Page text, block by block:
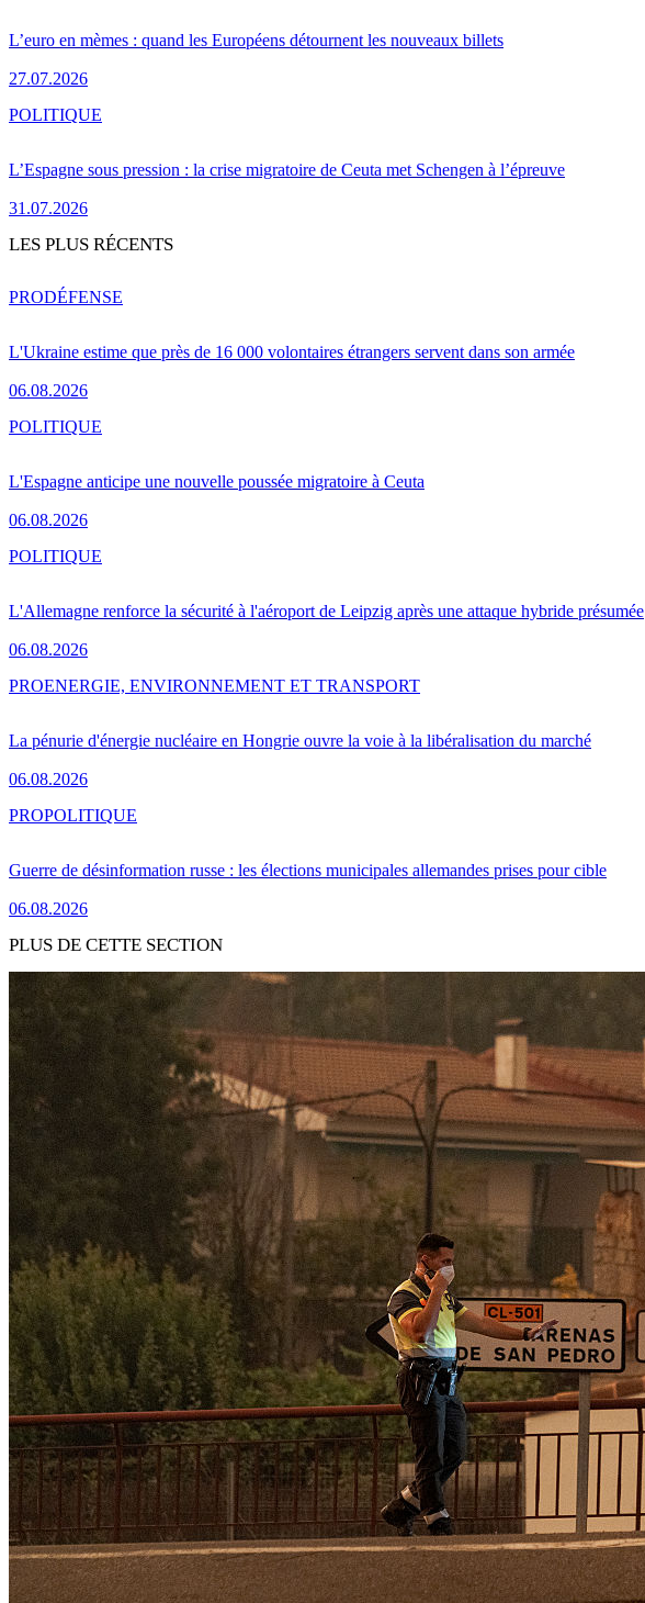
L’euro en mèmes : quand les Européens détournent les nouveaux billets
27.07.2026
L’Espagne sous pression : la crise migratoire de Ceuta met Schengen à l’épreuve
31.07.2026
POLITIQUE
LES PLUS RÉCENTS
L'Ukraine estime que près de 16 000 volontaires étrangers servent dans son armée
06.08.2026
PRODÉFENSE
L'Espagne anticipe une nouvelle poussée migratoire à Ceuta
06.08.2026
POLITIQUE
L'Allemagne renforce la sécurité à l'aéroport de Leipzig après une attaque hybride présumée
06.08.2026
POLITIQUE
La pénurie d'énergie nucléaire en Hongrie ouvre la voie à la libéralisation du marché
06.08.2026
PROENERGIE, ENVIRONNEMENT ET TRANSPORT
Guerre de désinformation russe : les élections municipales allemandes prises pour cible
06.08.2026
PROPOLITIQUE
PLUS DE CETTE SECTION